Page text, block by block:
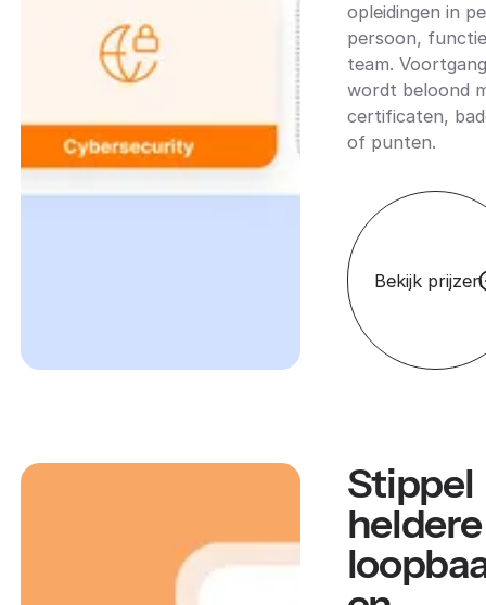
opleidingen in
persoon,
team. Voortgang
wordt beloond
certificaten,
of punten.
Bekijk prijzen
Stippel
heldere